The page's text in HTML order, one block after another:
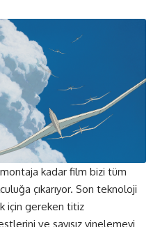
kadar film bizi tüm
çıkarıyor. Son teknoloji
için gereken titiz
ve sayısız yinelemeyi